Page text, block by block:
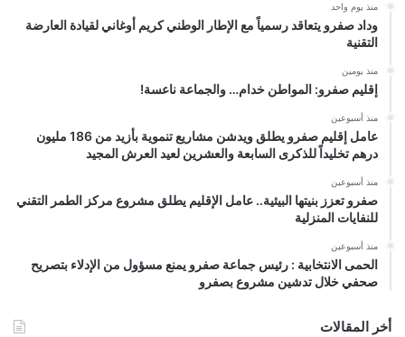
منذ يوم واحد
وداد صفرو يتعاقد رسمياً مع الإطار الوطني كريم أوغاني لقيادة العارضة
التقنية
منذ يومين
إقليم صفرو: المواطن خدام… والجماعة ناعسة!
منذ أسبوعين
عامل إقليم صفرو يطلق ويدشن مشاريع تنموية بأزيد من 186 مليون
درهم تخليداً للذكرى السابعة والعشرين لعيد العرش المجيد
منذ أسبوعين
صفرو تعزز بنيتها البيئية.. عامل الإقليم يطلق مشروع مركز الطمر التقني
للنفايات المنزلية
منذ أسبوعين
الحمى الانتخابية : رئيس جماعة صفرو يمنع مسؤول من الإدلاء بتصريح
صحفي خلال تدشين مشروع بصفرو
أخر المقالات